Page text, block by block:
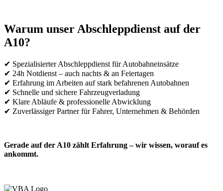
Warum unser Abschleppdienst auf der
A10?
✔ Spezialisierter Abschleppdienst für Autobahneinsätze
✔ 24h Notdienst – auch nachts & an Feiertagen
✔ Erfahrung im Arbeiten auf stark befahrenen Autobahnen
✔ Schnelle und sichere Fahrzeugverladung
✔ Klare Abläufe & professionelle Abwicklung
✔ Zuverlässiger Partner für Fahrer, Unternehmen & Behörden
Gerade auf der A10 zählt Erfahrung – wir wissen, worauf es
ankommt.